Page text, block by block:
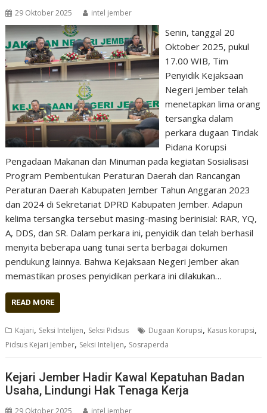
29 Oktober 2025 intel jember
Senin, tanggal 20
Oktober 2025, pukul
17.00 WIB, Tim
Penyidik Kejaksaan
Negeri Jember telah
menetapkan lima orang
tersangka dalam
perkara dugaan Tindak
Pidana Korupsi
Pengadaan Makanan dan Minuman pada kegiatan Sosialisasi
Program Pembentukan Peraturan Daerah dan Rancangan
Peraturan Daerah Kabupaten Jember Tahun Anggaran 2023
dan 2024 di Sekretariat DPRD Kabupaten Jember. Adapun
kelima tersangka tersebut masing-masing berinisial: RAR, YQ,
A, DDS, dan SR. Dalam perkara ini, penyidik dan telah berhasil
menyita beberapa uang tunai serta berbagai dokumen
pendukung lainnya. Bahwa Kejaksaan Negeri Jember akan
memastikan proses penyidikan perkara ini dilakukan…
READ MORE
Kajari, Seksi Intelijen, Seksi Pidsus Dugaan Korupsi, Kasus korupsi,
Pidsus Kejari Jember, Seksi Intelijen, Sosraperda
Kejari Jember Hadir Kawal Kepatuhan Badan
Usaha, Lindungi Hak Tenaga Kerja
29 Oktober 2025 intel jember